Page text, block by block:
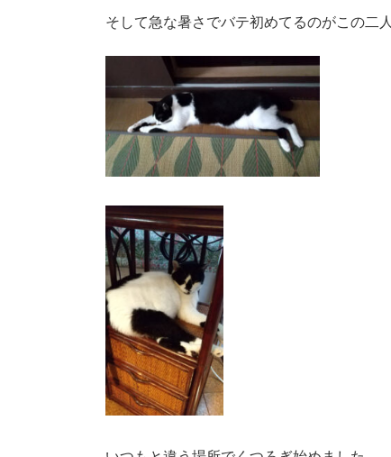
そして急な暑さでバテ初めてるのがこの二人